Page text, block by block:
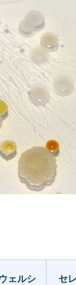
ウェルシ
セ